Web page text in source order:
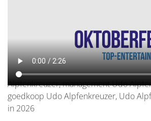
Udo Alpfenkreuzer boeken,
Alpfenkreuzer, artiestenbureau Udo
artiestenburo Udo Alpfenkreuzer, prijs
boekingskantoor Udo Alpfenkreuzer,
Alpfenkreuzer, management Udo
goedkoop Udo Alpfenkreuzer, Udo
in 2026